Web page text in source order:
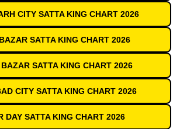
CITY SATTA KING CHART 2026
SATTA KING CHART 2026
SATTA KING CHART 2026
CITY SATTA KING CHART 2026
DAY SATTA KING CHART 2026